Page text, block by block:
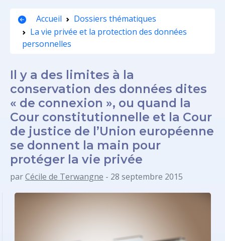
Accueil
Dossiers thématiques
La vie privée et la protection des données
personnelles
Il y a des limites à la
conservation des données dites
« de connexion », ou quand la
Cour constitutionnelle et la Cour
de justice de l’Union européenne
se donnent la main pour
protéger la vie privée
parCécile de Terwangne - 28 septembre 2015